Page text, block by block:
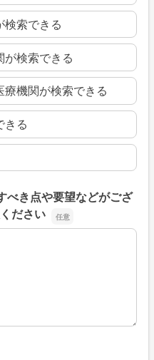
検索できる
検索できる
機関が検索できる
きる
べき点や要望などがござ
ださい
き点や要望などがござい